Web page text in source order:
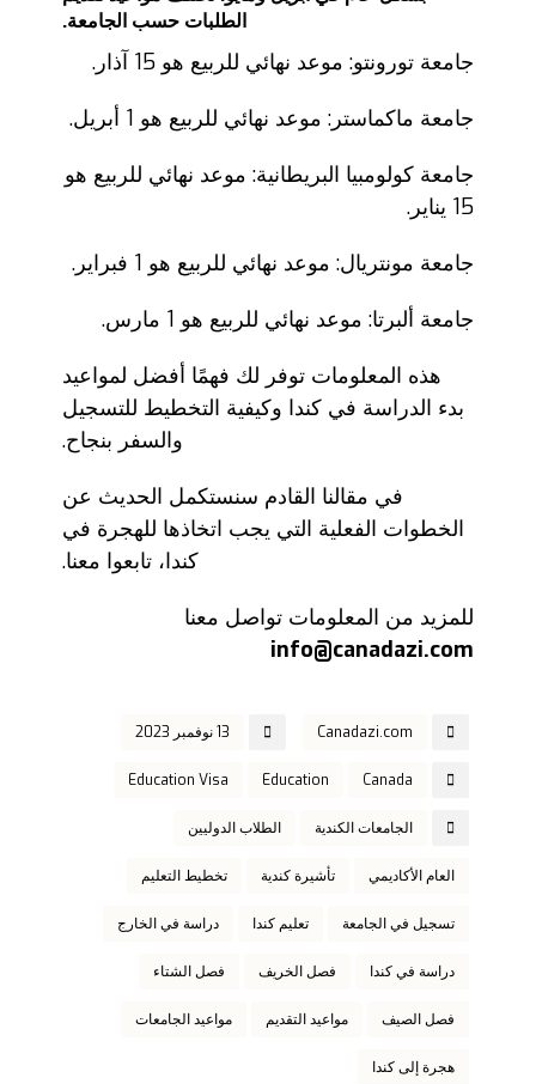
الطلبات حسب الجامعة.
جامعة تورونتو: موعد نهائي للربيع هو 15 آذار.
جامعة ماكماستر: موعد نهائي للربيع هو 1 أبريل.
جامعة كولومبيا البريطانية: موعد نهائي للربيع هو
15 يناير.
جامعة مونتريال: موعد نهائي للربيع هو 1 فبراير.
جامعة ألبرتا: موعد نهائي للربيع هو 1 مارس.
هذه المعلومات توفر لك فهمًا أفضل لمواعيد
بدء الدراسة في كندا وكيفية التخطيط للتسجيل
والسفر بنجاح.
في مقالنا القادم سنستكمل الحديث عن
الخطوات الفعلية التي يجب اتخاذها للهجرة في
كندا، تابعوا معنا.
للمزيد من المعلومات تواصل معنا
info@canadazi.com
Canadazi.com 13 نوفمبر 2023
Canada
Education
Education Visa
الجامعات الكندية الطلاب الدوليين
العام الأكاديمي تأشيرة كندية تخطيط التعليم
تسجيل في الجامعة تعليم كندا دراسة في الخارج
دراسة في كندا فصل الخريف فصل الشتاء
فصل الصيف مواعيد التقديم مواعيد الجامعات
هجرة إلى كندا